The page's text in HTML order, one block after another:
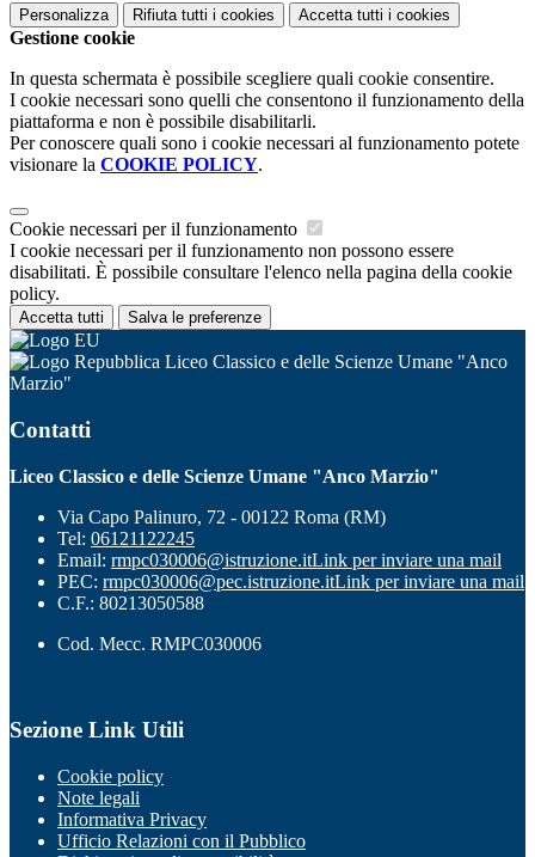
Personalizza Rifiuta tutti i cookies Accetta tutti i cookies
Gestione cookie
In questa schermata è possibile scegliere quali cookie consentire.
I cookie necessari sono quelli che consentono il funzionamento della
piattaforma e non è possibile disabilitarli.
Per conoscere quali sono i cookie necessari al funzionamento potete
visionare la COOKIE POLICY.
Cookie necessari per il funzionamento
I cookie necessari per il funzionamento non possono essere
disabilitati. È possibile consultare l'elenco nella pagina della cookie
policy.
Accetta tutti Salva le preferenze
Liceo Classico e delle Scienze Umane "Anco
Marzio"
Contatti
Liceo Classico e delle Scienze Umane "Anco Marzio"
Via Capo Palinuro, 72 - 00122 Roma (RM)
Tel: 06121122245
Email: rmpc030006@istruzione.itLink per inviare una mail
PEC: rmpc030006@pec.istruzione.itLink per inviare una mail
C.F.: 80213050588
Cod. Mecc. RMPC030006
Sezione Link Utili
Cookie policy
Note legali
Informativa Privacy
Ufficio Relazioni con il Pubblico